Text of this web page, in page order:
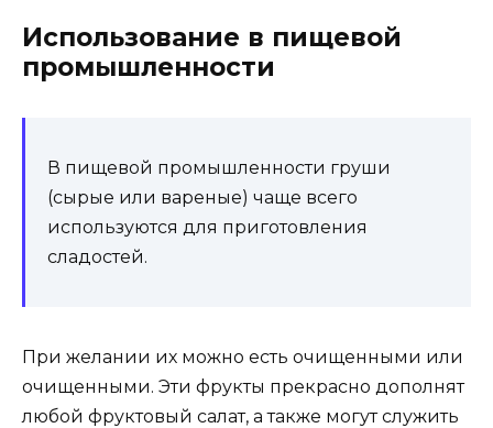
Использование в пищевой
промышленности
В пищевой промышленности груши
(сырые или вареные) чаще всего
используются для приготовления
сладостей.
При желании их можно есть очищенными или
очищенными. Эти фрукты прекрасно дополнят
любой фруктовый салат, а также могут служить